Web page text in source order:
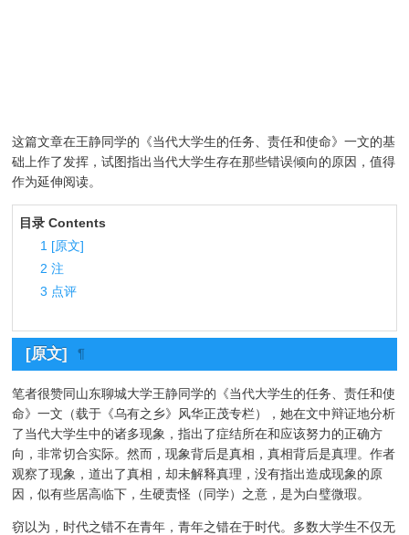
这篇文章在王静同学的《当代大学生的任务、责任和使命》一文的基
础上作了发挥，试图指出当代大学生存在那些错误倾向的原因，值得
作为延伸阅读。
目录 Contents
1 [原文]
2 注
3 点评
[原文] ¶
笔者很赞同山东聊城大学王静同学的《当代大学生的任务、责任和使
命》一文（载于《乌有之乡》风华正茂专栏），她在文中辩证地分析
了当代大学生中的诸多现象，指出了症结所在和应该努力的正确方
向，非常切合实际。然而，现象背后是真相，真相背后是真理。作者
观察了现象，道出了真相，却未解释真理，没有指出造成现象的原
因，似有些居高临下，生硬责怪（同学）之意，是为白璧微瑕。
窃以为，时代之错不在青年，青年之错在于时代。多数大学生不仅无